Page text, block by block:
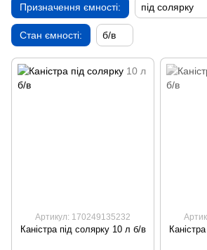
Призначення ємності: під солярку
Стан ємності: б/в
Артикул: 170249135232
Каністра під солярку 10 л б/в